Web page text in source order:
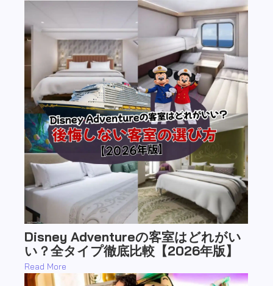
Disney Adventureの客室はどれがい
い？全タイプ徹底比較【2026年版】
Read More